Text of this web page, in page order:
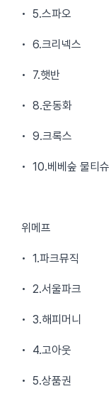
• 5.스파오
• 6.크리넥스
• 7.햇반
• 8.운동화
• 9.크록스
• 10.베베숲 물티슈
위메프
• 1.파크뮤직
• 2.서울파크
• 3.해피머니
• 4.고아웃
• 5.상품권